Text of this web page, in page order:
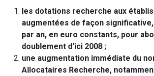
les dotations recherche aux
augmentées de façon significative,
par an, en euro constants, pour
doublement d'ici 2008 ;
une augmentation immédiate du
Allocataires Recherche,